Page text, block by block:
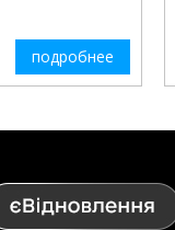
подробнее